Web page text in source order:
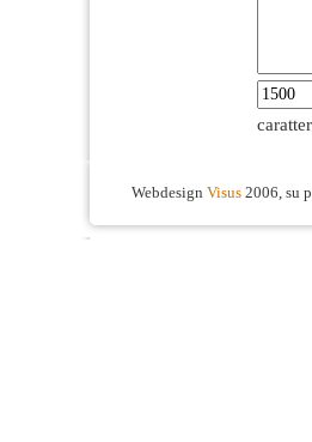
Webdesign Visus 2006, su